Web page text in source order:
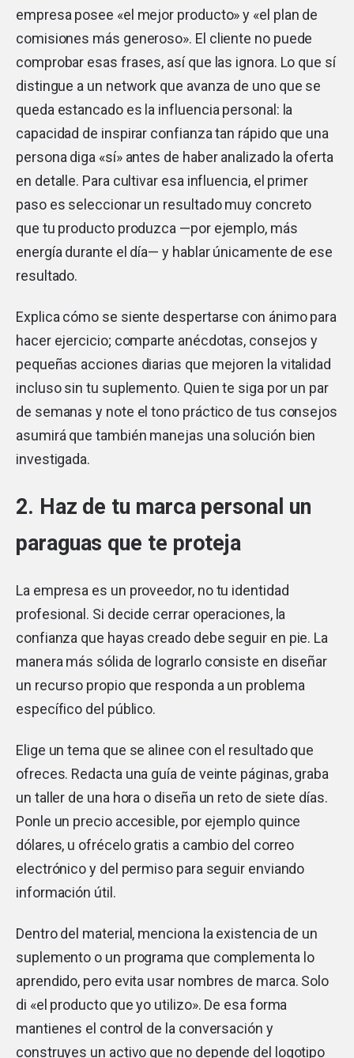
empresa posee «el mejor producto» y «el plan de
comisiones más generoso». El cliente no puede
comprobar esas frases, así que las ignora. Lo que sí
distingue a un network que avanza de uno que se
queda estancado es la influencia personal: la
capacidad de inspirar confianza tan rápido que una
persona diga «sí» antes de haber analizado la oferta
en detalle. Para cultivar esa influencia, el primer
paso es seleccionar un resultado muy concreto
que tu producto produzca —por ejemplo, más
energía durante el día— y hablar únicamente de ese
resultado.
Explica cómo se siente despertarse con ánimo para
hacer ejercicio; comparte anécdotas, consejos y
pequeñas acciones diarias que mejoren la vitalidad
incluso sin tu suplemento. Quien te siga por un par
de semanas y note el tono práctico de tus consejos
asumirá que también manejas una solución bien
investigada.
2. Haz de tu marca personal un
paraguas que te proteja
La empresa es un proveedor, no tu identidad
profesional. Si decide cerrar operaciones, la
confianza que hayas creado debe seguir en pie. La
manera más sólida de lograrlo consiste en diseñar
un recurso propio que responda a un problema
específico del público.
Elige un tema que se alinee con el resultado que
ofreces. Redacta una guía de veinte páginas, graba
un taller de una hora o diseña un reto de siete días.
Ponle un precio accesible, por ejemplo quince
dólares, u ofrécelo gratis a cambio del correo
electrónico y del permiso para seguir enviando
información útil.
Dentro del material, menciona la existencia de un
suplemento o un programa que complementa lo
aprendido, pero evita usar nombres de marca. Solo
di «el producto que yo utilizo». De esa forma
mantienes el control de la conversación y
construyes un activo que no depende del logotipo